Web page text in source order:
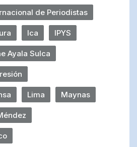
de Periodistas
Ica IPYS
Ayala Sulca
Lima Maynas